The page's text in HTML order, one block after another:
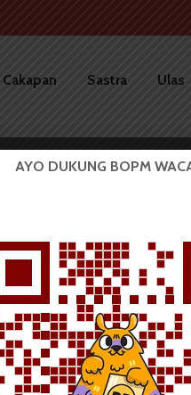
Cakapan Sastra Ulas
AYO DUKUNG BOPM